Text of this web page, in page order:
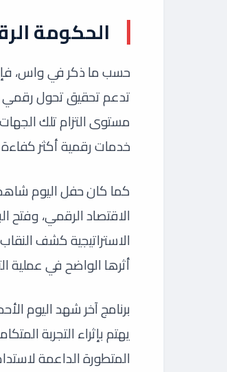
الحكومة
حسب ما ذكر في واس، فإن
تدعم تحقيق تحول رقمي
مستوى التزام تلك
خدمات رقمية أكثر كفاءة
كما كان حفل اليوم
الاقتصاد الرقمي،
الاستراتيجية كشف
أثرها الواضح في عملية
برنامج آخر شهد اليوم
يهتم بإثراء التجربة
المتطورة الداعمة